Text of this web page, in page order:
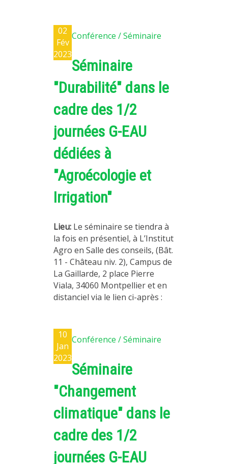
02
Fév
2023
Conférence / Séminaire
Séminaire
"Durabilité" dans le
cadre des 1/2
journées G-EAU
dédiées à
"Agroécologie et
Irrigation"
Lieu: Le séminaire se tiendra à
la fois en présentiel, à L’Institut
Agro en Salle des conseils, (Bât.
11 - Château niv. 2), Campus de
La Gaillarde, 2 place Pierre
Viala, 34060 Montpellier et en
distanciel via le lien ci-après :
10
Jan
2023
Conférence / Séminaire
Séminaire
"Changement
climatique" dans le
cadre des 1/2
journées G-EAU